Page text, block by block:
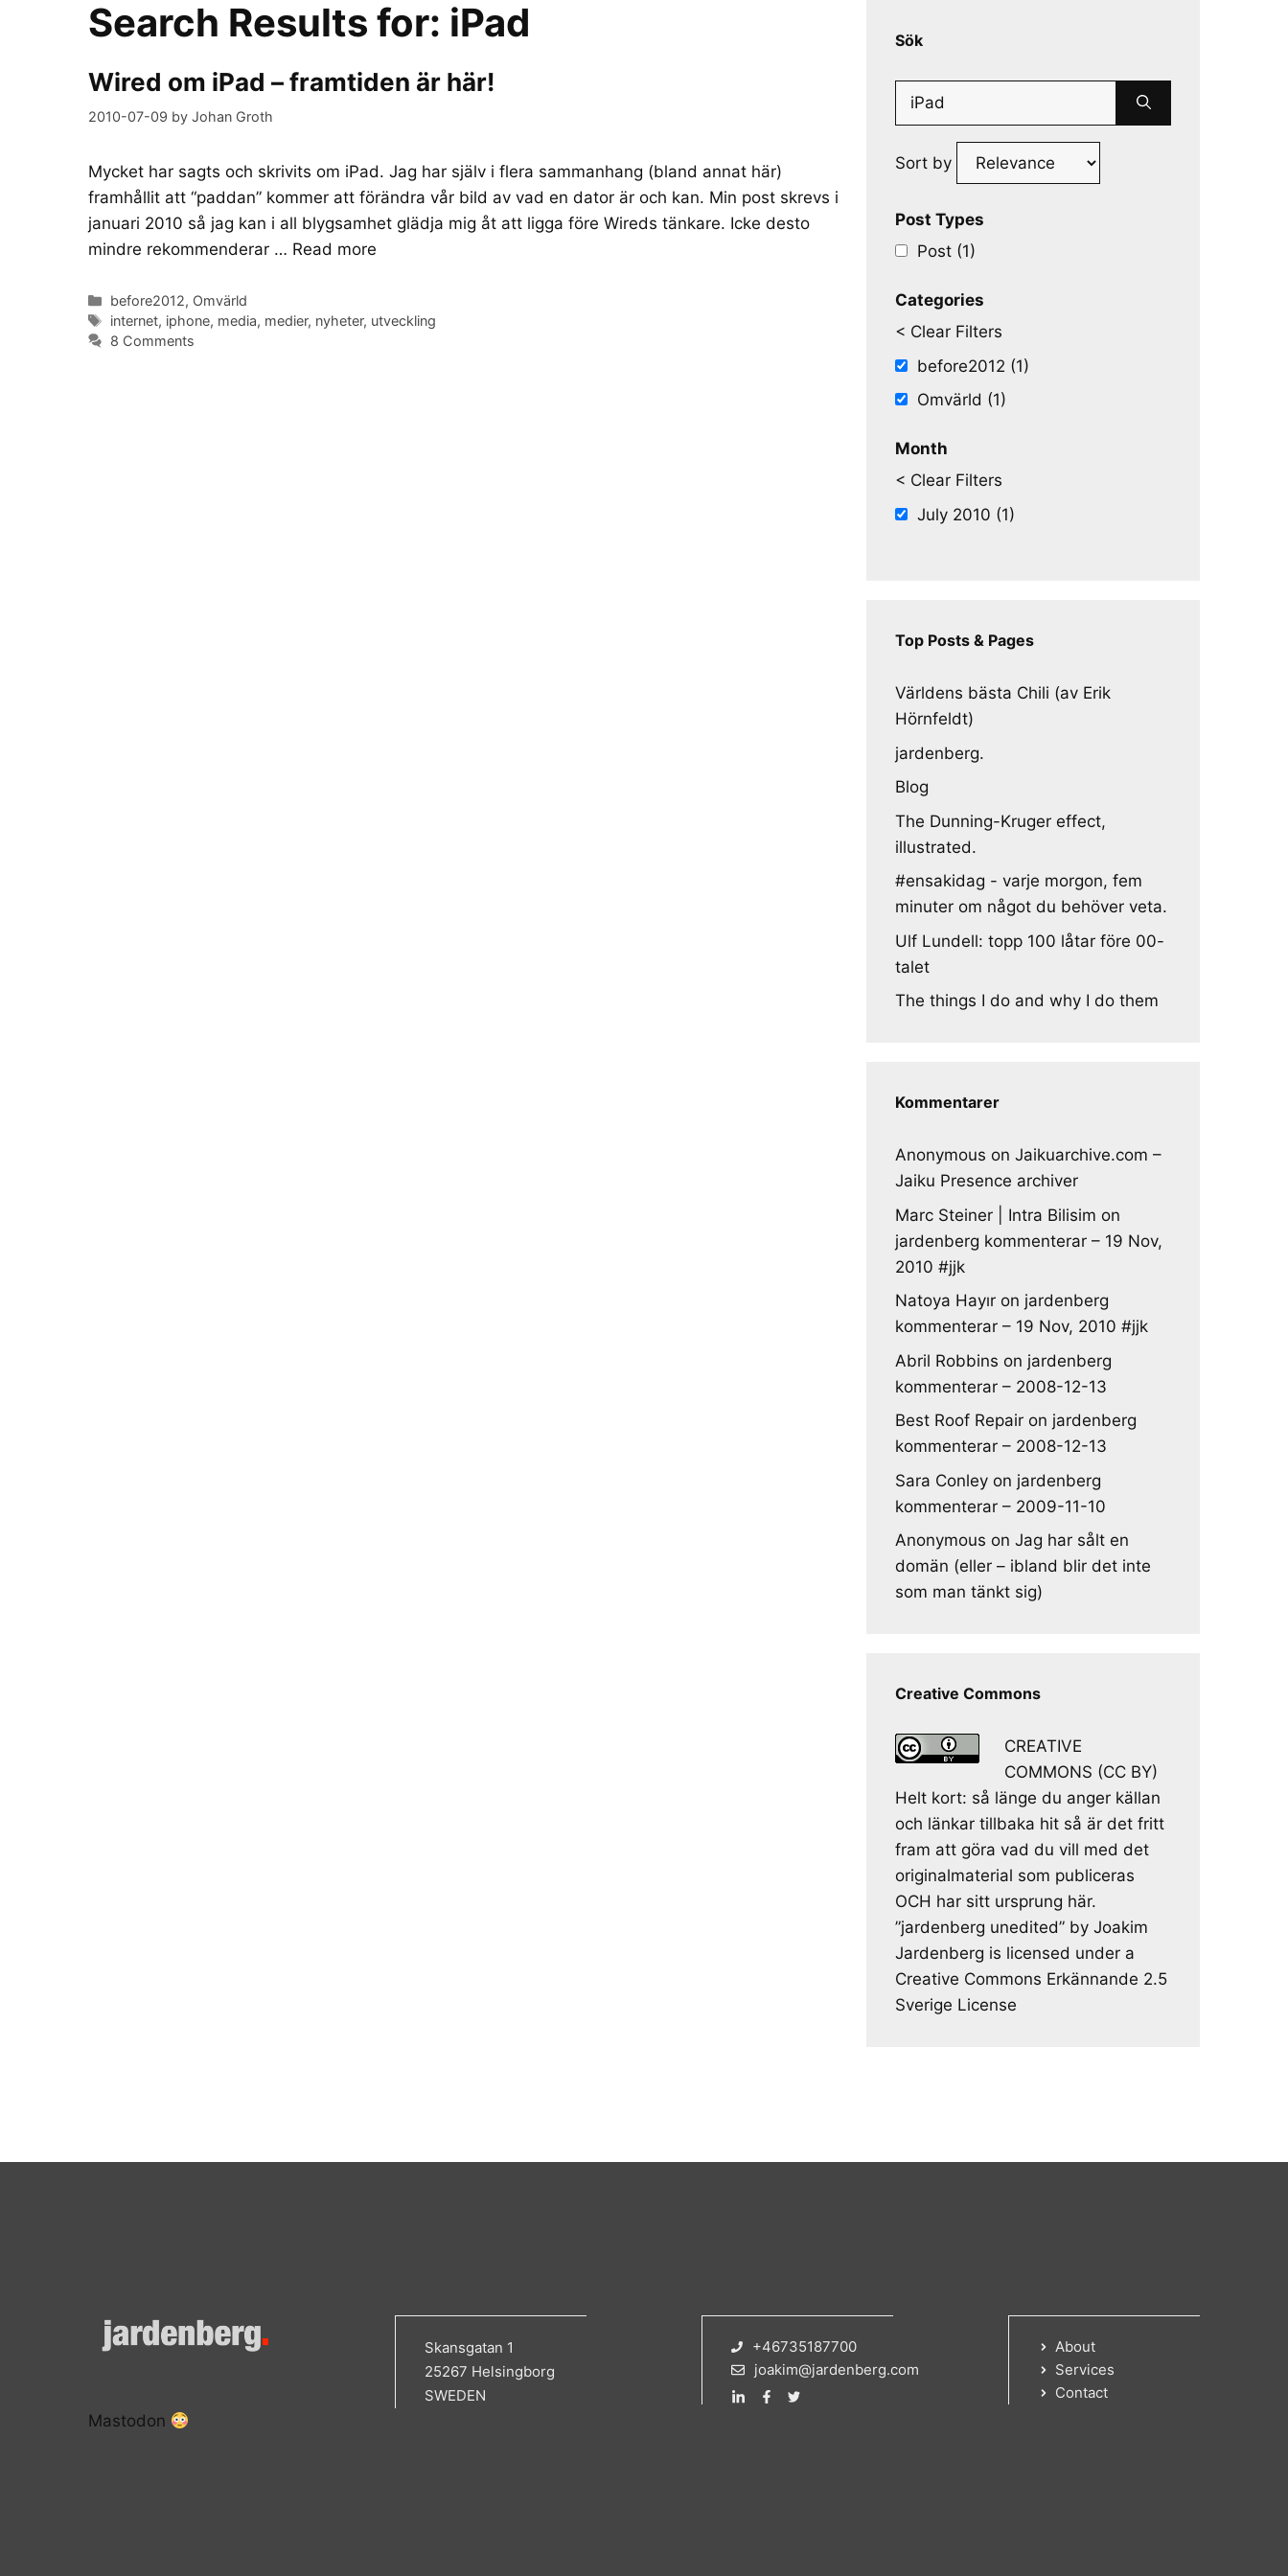
Search Results for: iPad
Wired om iPad – framtiden är här!
2010-07-09 by Johan Groth
Mycket har sagts och skrivits om iPad. Jag har själv i flera sammanhang (bland annat här)
framhållit att “paddan” kommer att förändra vår bild av vad en dator är och kan. Min post skrevs i
januari 2010 så jag kan i all blygsamhet glädja mig åt att ligga före Wireds tänkare. Icke desto
mindre rekommenderar … Read more
Categories
before2012, Omvärld
Tags
internet, iphone, media, medier, nyheter, utveckling
8 Comments
Sök
Search
Sort by
Post Types
Post (1)
Categories
< Clear Filters
before2012 (1)
Omvärld (1)
Month
< Clear Filters
July 2010 (1)
Top Posts & Pages
Världens bästa Chili (av Erik
Hörnfeldt)
jardenberg.
Blog
The Dunning-Kruger effect,
illustrated.
#ensakidag - varje morgon, fem
minuter om något du behöver veta.
Ulf Lundell: topp 100 låtar före 00-
talet
The things I do and why I do them
Kommentarer
Anonymous on Jaikuarchive.com –
Jaiku Presence archiver
Marc Steiner | Intra Bilisim on
jardenberg kommenterar – 19 Nov,
2010 #jjk
Natoya Hayır on jardenberg
kommenterar – 19 Nov, 2010 #jjk
Abril Robbins on jardenberg
kommenterar – 2008-12-13
Best Roof Repair on jardenberg
kommenterar – 2008-12-13
Sara Conley on jardenberg
kommenterar – 2009-11-10
Anonymous on Jag har sålt en
domän (eller – ibland blir det inte
som man tänkt sig)
Creative Commons
CREATIVE
COMMONS (CC BY)
Helt kort: så länge du anger källan
och länkar tillbaka hit så är det fritt
fram att göra vad du vill med det
originalmaterial som publiceras
OCH har sitt ursprung här.
”jardenberg unedited” by Joakim
Jardenberg is licensed under a
Creative Commons Erkännande 2.5
Sverige License
Skansgatan 1
25267 Helsingborg
SWEDEN
+46735187700
joakim@jardenberg.com
About
Services
Contact
Mastodon